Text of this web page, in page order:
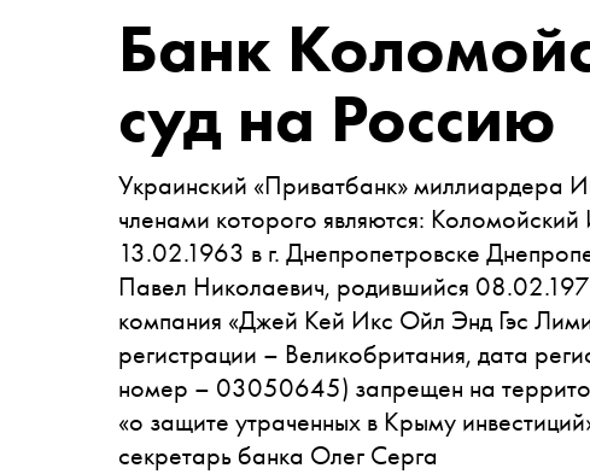
Банк
суд на Россию
Украинский «Приватбанк» миллиардера
членами которого являются:
13.02.1963 в г. Днепропетровске
Павел Николаевич, родившийся
компания «Джей Кей Икс Ойл Энд Гэс
регистрации – Великобритания, дата
номер – 03050645) запрещен на
«о защите утраченных в Крыму
секретарь банка Олег Серга